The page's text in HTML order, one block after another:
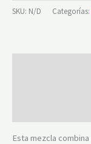
SKU: N/D Categorías:
Esta mezcla